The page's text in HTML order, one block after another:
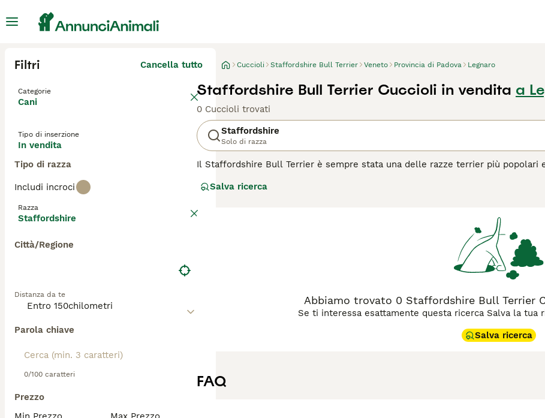
Filtri Cancella tutto
Categorie
Cani
Tipo di inserzione
In vendita
Tipo di razza
Includi incroci
Razza
Staffordshire
Città/Regione
Distanza da te
Parola chiave
0/100 caratteri
Prezzo
Cuccioli Staffordshire Bull Terrier Veneto Provincia di Padova Legnaro
Staffordshire Bull Terrier Cuccioli in vendita a
0 Cuccioli trovati
Staffordshire
Solo di razza
Il Staffordshire Bull Terrier è sempre stata una delle razze terrier più popolari
Gli staffy, come vengono affettuosamente chiamati, sono diventati anche
presentano ampi colli che sembrano raffigurare i nodi Staffordshire.
per informazioni su questa
Salva ricerca
Abbiamo trovato 0 Staffordshire Bull Terrier
Se ti interessa esattamente questa ricerca Salva la
Salva ricerca
FAQ